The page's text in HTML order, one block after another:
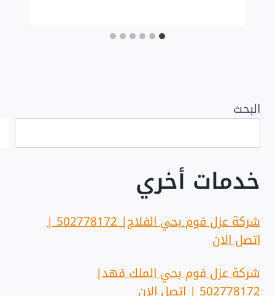
البحث
خدمات أخري
شركة عزل فوم بحي الفلاح| 502778172 |
اتصل الان
شركة عزل فوم بحي الملك فهد|